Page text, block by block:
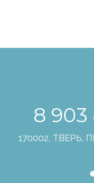
8 903
170002, ТВЕРЬ,